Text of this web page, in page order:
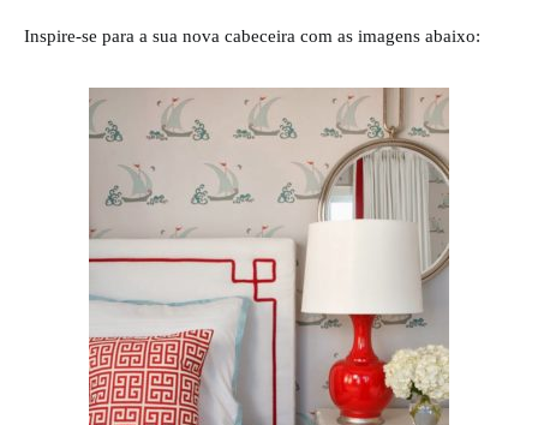
Inspire-se para a sua nova cabeceira com as imagens abaixo: